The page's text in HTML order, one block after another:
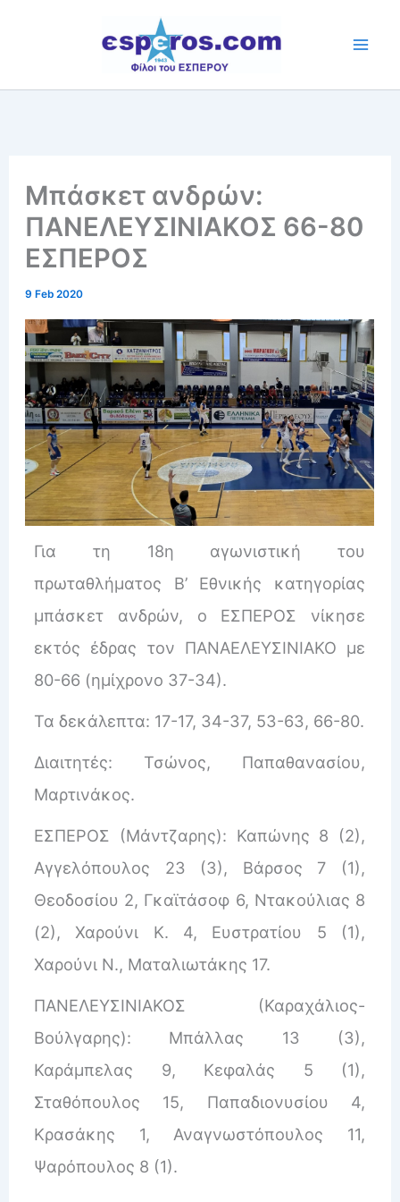
Μπάσκετ ανδρών:
ΠΑΝΕΛΕΥΣΙΝΙΑΚΟΣ 66-80
ΕΣΠΕΡΟΣ
9 Feb 2020
Για τη 18η αγωνιστική του
πρωταθλήματος Β’ Εθνικής κατηγορίας
μπάσκετ ανδρὠν, ο ΕΣΠΕΡΟΣ νίκησε
εκτός έδρας τoν ΠΑΝΑΕΛΕΥΣΙΝΙΑΚΟ με
80-66 (ημίχρονο 37-34).
Τα δεκάλεπτα: 17-17, 34-37, 53-63, 66-80.
Διαιτητές: Τσώνος, Παπαθανασίου,
Μαρτινάκος.
ΕΣΠΕΡΟΣ (Μάντζαρης): Καπώνης 8 (2),
Αγγελόπουλος 23 (3), Βάρσος 7 (1),
Θεοδοσίου 2, Γκαϊτάσοφ 6, Ντακούλιας 8
(2), Χαρούνι Κ. 4, Ευστρατίου 5 (1),
Χαρούνι Ν., Ματαλιωτάκης 17.
ΠΑΝΕΛΕΥΣΙΝΙΑΚΟΣ (Καραχάλιος-
Βούλγαρης): Μπάλλας 13 (3),
Καράμπελας 9, Κεφαλάς 5 (1),
Σταθόπουλος 15, Παπαδιονυσίου 4,
Κρασάκης 1, Αναγνωστόπουλος 11,
Ψαρόπουλος 8 (1).